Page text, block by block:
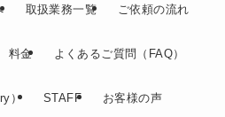
取扱業務一覧 ご依頼の流れ
料金 よくあるご質問（FAQ）
） STAFF お客様の声